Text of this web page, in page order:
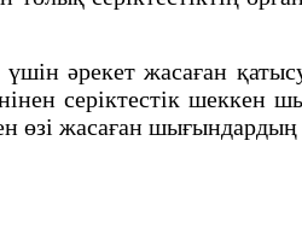
әрекет жасаған
серiктестiк шеккен
өзi жасаған